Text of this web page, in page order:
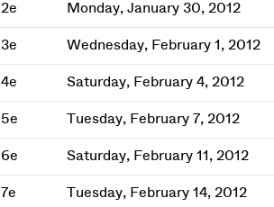
2e Monday, January 30, 2012
3e Wednesday, February 1, 2012
4e Saturday, February 4, 2012
5e Tuesday, February 7, 2012
6e Saturday, February 11, 2012
7e Tuesday, February 14, 2012